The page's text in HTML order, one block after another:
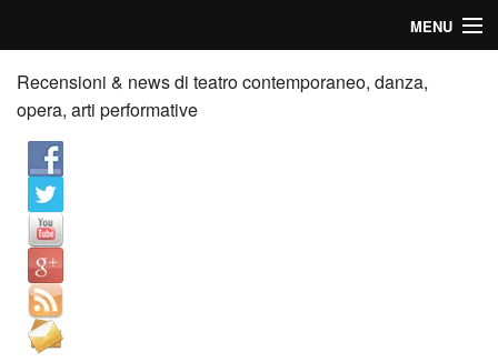
MENU
Home
Recensioni
Anticipazioni
News
Palazzi consiglia
Video
Recensioni & news di teatro contemporaneo, danza,
opera, arti performative